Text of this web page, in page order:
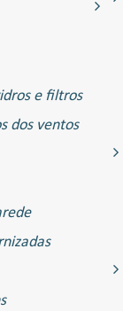
e filtros
dos ventos